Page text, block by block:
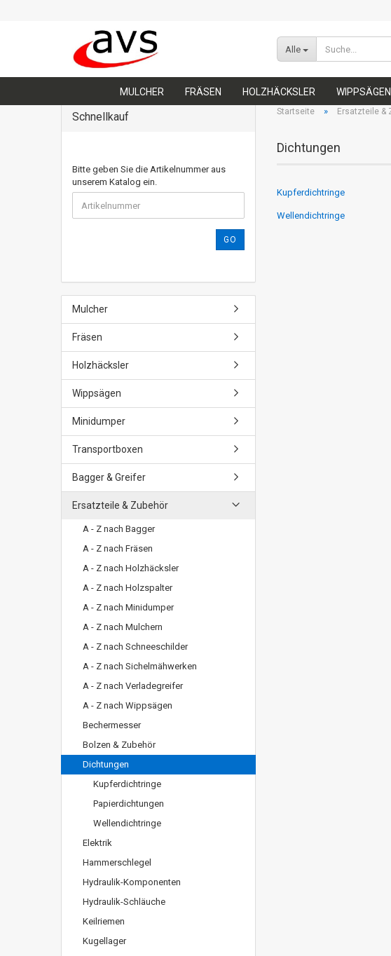
Alle
MULCHER FRÄSEN HOLZHÄCKSLER WIPPSÄGEN
Startseite » Ersatzteile &
Dichtungen
Kupferdichtringe
Wellendichtringe
Schnellkauf
Bitte geben Sie die Artikelnummer aus
unserem Katalog ein.
GO
Mulcher
Fräsen
Holzhäcksler
Wippsägen
Minidumper
Transportboxen
Bagger & Greifer
Ersatzteile & Zubehör
A - Z nach Bagger
A - Z nach Fräsen
A - Z nach Holzhäcksler
A - Z nach Holzspalter
A - Z nach Minidumper
A - Z nach Mulchern
A - Z nach Schneeschilder
A - Z nach Sichelmähwerken
A - Z nach Verladegreifer
A - Z nach Wippsägen
Bechermesser
Bolzen & Zubehör
Dichtungen
Kupferdichtringe
Papierdichtungen
Wellendichtringe
Elektrik
Hammerschlegel
Hydraulik-Komponenten
Hydraulik-Schläuche
Keilriemen
Kugellager